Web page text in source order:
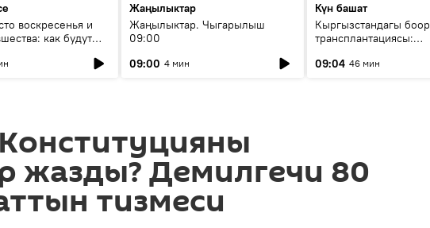
воскресенья и
как будут
Жаңылыктар
Жаңылыктар. Чыгарылыш
09:00
09:00 4 мин
Күн башат
Кыргызстандагы боор
трансплантациясы:
келечеги
09:04 46 мин
жазды? Демилгечи 80
тизмеси